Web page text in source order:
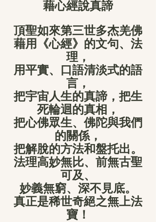
藉心經說真諦
頂聖如來第三世多杰羌佛
藉用《心經》的文句、法
理，
用平實、口語清淡式的語
言，
把宇宙人生的真諦，把生
死輪迴的真相，
把心佛眾生、佛陀與我們
的關係，
把解脫的方法和盤托出。
法理高妙無比、前無古聖
可及、
妙義無窮、深不見底。
真正是稀世奇絕之無上法
寶！